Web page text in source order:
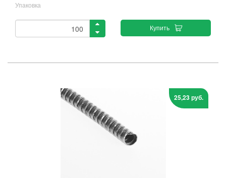
Упаковка
Купить
25,23 руб.